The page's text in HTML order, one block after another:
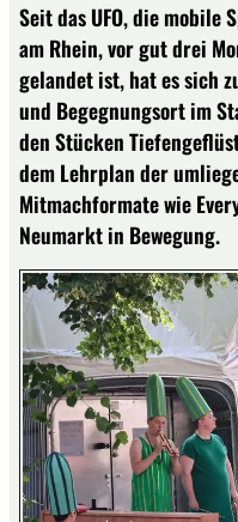
Seit das UFO, die mobile
am Rhein, vor gut drei
gelandet ist, hat es sich
und Begegnungsort im
den Stücken
dem Lehrplan der
Mitmachformate wie
Neumarkt in Bewegung.